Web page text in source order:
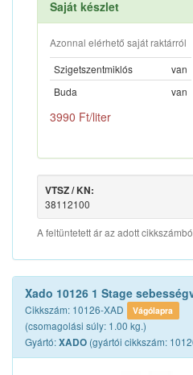
Saját készlet
Azonnal elérhető saját raktárról
Szigetszentmiklós
van
Buda
van
3990 Ft/liter
VTSZ / KN:
38112100
A feltüntetett ár az adott
Xado 10126 1 Stage
Cikkszám: 10126-XAD Vágólapra
(csomagolási súly: 1.00 kg.)
Gyártó:XADO (gyártói cikkszám: